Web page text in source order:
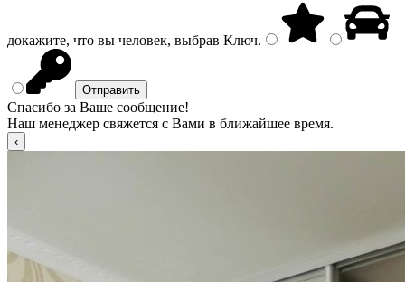
докажите, что вы человек, выбрав Ключ.
Спасибо за Ваше сообщение!
Наш менеджер свяжется с Вами в ближайшее время.